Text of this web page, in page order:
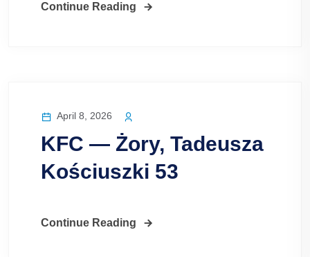
Continue Reading
April 8, 2026
KFC — Żory, Tadeusza
Kościuszki 53
Continue Reading